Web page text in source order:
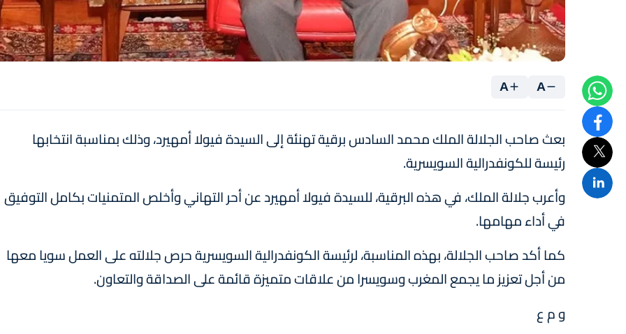
A
A
بعث صاحب الجلالة الملك محمد السادس برقية تهنئة إلى السيدة فيولا أمهيرد، وذلك بمناسبة انتخابها
رئيسة للكونفدرالية السويسرية.
وأعرب جلالة الملك، في هذه البرقية، للسيدة فيولا أمهيرد عن أحر التهاني وأخلص المتمنيات بكامل التوفيق
في أداء مهامها.
كما أكد صاحب الجلالة، بهذه المناسبة، لرئيسة الكونفدرالية السويسرية حرص جلالته على العمل سويا معها
من أجل تعزيز ما يجمع المغرب وسويسرا من علاقات متميزة قائمة على الصداقة والتعاون.
و م ع